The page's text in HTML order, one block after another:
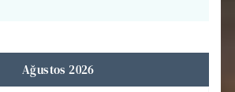
Ağustos 2026